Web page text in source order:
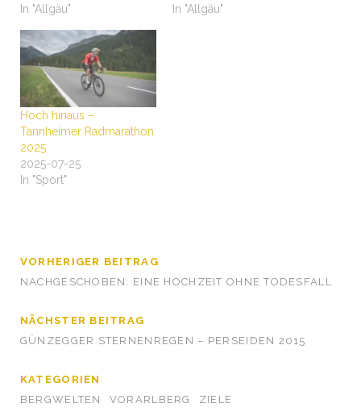
In "Allgäu"
In "Allgäu"
Hoch hinaus –
Tannheimer Radmarathon
2025
2025-07-25
In "Sport"
VORHERIGER BEITRAG
NACHGESCHOBEN: EINE HOCHZEIT OHNE TODESFALL
NÄCHSTER BEITRAG
GÜNZEGGER STERNENREGEN – PERSEIDEN 2015
KATEGORIEN
BERGWELTEN
VORARLBERG ZIELE